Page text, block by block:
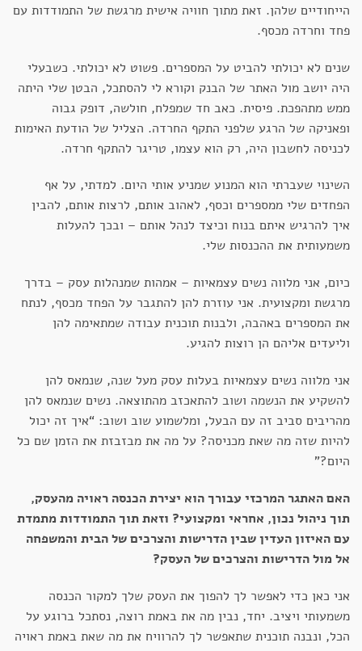
הייחודיים שלהן. זאת מתוך חוויה אישית מרגשת של התמודדות עם
פחד וחרדה מכסף.
שנים לא יכולתי להביט על המספרים. פשוט לא יכולתי. כשבעלי
היה יושב מול האתר של הבנק וקורא לי להסתכל, הבטן שלי היתה
ממש מתהפכת. פיסית. כאב חד שמפלח, חולשה, דופק גבוה
ופאניקה של הרגע שלפני התקף החרדה. הצליל של הודעת האימות
לכניסה לחשבון היה, רק הוא עצמו, טריגר להתקף חרדה.
השינוי שעברתי הוא המנוע שמניע אותי היום. למדתי, על אף
הפחדים שלי ממספרים וכסף, לאהוב אותם, לרצות אותם, להבין
איך להרגיש איתם בנוח וכיצד לנהל אותם – ובכך להעלות
משמעותית את ההכנסות שלי.
כיום, אני מלווה נשים עצמאיות – אמהות שמנהלות עסק – בדרך
מרגשת ומקצועית. אני עוזרת להן להתגבר על הפחד מכסף, לנתח
את המספרים באהבה, ולבנות תוכנית עבודה שמתאימה להן
וליעדים אליהם הן רוצות להגיע.
אני מלווה נשים עצמאיות בעלות עסק מעל שנה, שנמאס להן
להשקיע את הנשמה ושוב להתאכזב מהתוצאה. נשים שנמאס להן
מהריבים סביב זה עם הבעל, ומלשמוע שוב ושוב: “איך זה יכול
להיות שזה מה שאת מכניסה? על מה את מבזבזת את הזמן שם כל
היום?”
האם האתגר המרכזי עבורך הוא יצירת הכנסה ראויה מהעסק,
תוך ניהול נכון, אחראי ומקצועי? וזאת תוך התמודדות מתמדת
עם האיזון העדין שבין הדרישות והצרכים של הבית והמשפחה
אל מול הדרישות והצרכים של העסק?
אני כאן כדי לאפשר לך להפוך את העסק שלך למקור הכנסה
משמעותי ויציב. יחד, נבין מה את באמת רוצה, נסתכל ברוגע על
הכל, ונבנה תוכנית שתאפשר לך להרוויח את מה שאת באמת ראויה